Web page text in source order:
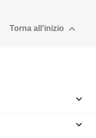
Torna all'inizio 

